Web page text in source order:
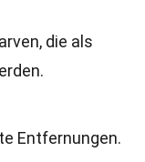
die als
Entfernungen.